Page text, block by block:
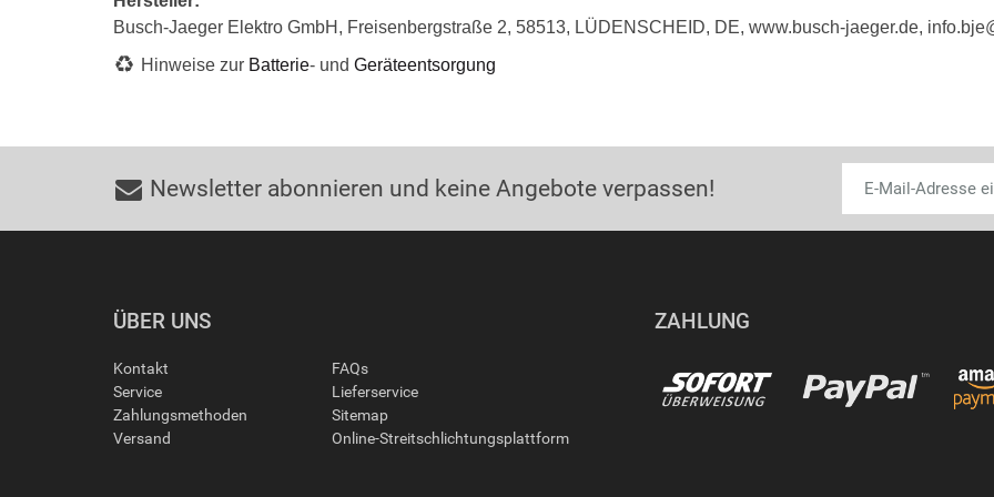
Busch-Jaeger Elektro GmbH, Freisenbergstraße 2, 58513, LÜDENSCHEID, DE, www.busch-jaeger.de,
Hinweise zur Batterie- und Geräteentsorgung
Newsletter abonnieren und keine Angebote verpassen!
ÜBER UNS
Kontakt
Service
Zahlungsmethoden
Versand
FAQs
Lieferservice
Sitemap
Online-Streitschlichtungsplattform
ZAHLUNG